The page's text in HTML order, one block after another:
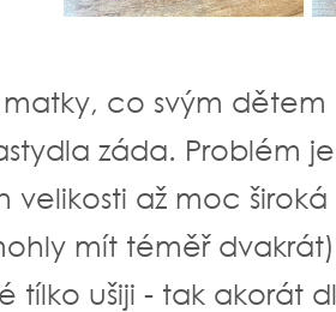
co svým
záda. Problém
velikosti až moc
mít téměř
tílko ušiji - tak akorát